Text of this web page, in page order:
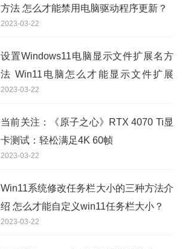
方法 怎么才能禁用电脑驱动程序更新？
2023-03-22
设置Windows11电脑显示文件扩展名方
法 Win11电脑怎么才能显示文件扩展
名？
2023-03-22
当前关注：《原子之心》RTX 4070 Ti显
卡测试：轻松满足4K 60帧
2023-03-22
Win11系统修改任务栏大小的三种方法介
绍 怎么才能自定义win11任务栏大小？
2023-03-22